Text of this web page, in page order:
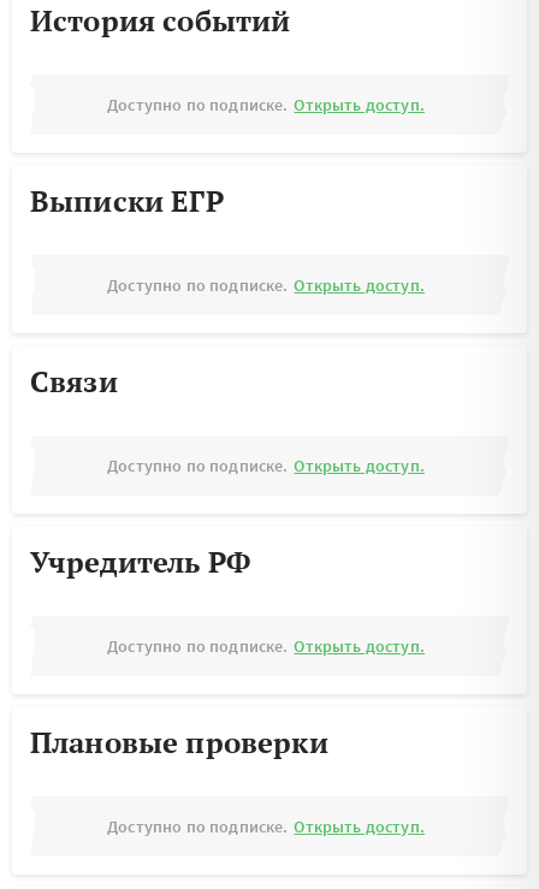
История событий
Доступно по подписке. Открыть доступ.
Выписки ЕГР
Доступно по подписке. Открыть доступ.
Связи
Доступно по подписке. Открыть доступ.
Учредитель РФ
Доступно по подписке. Открыть доступ.
Плановые проверки
Доступно по подписке. Открыть доступ.